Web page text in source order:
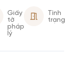
Giấy
tờ
pháp
lý
Tình
trạng